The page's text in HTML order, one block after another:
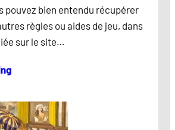
pouvez bien entendu récupérer
règles ou aides de jeu, dans
sur le site…